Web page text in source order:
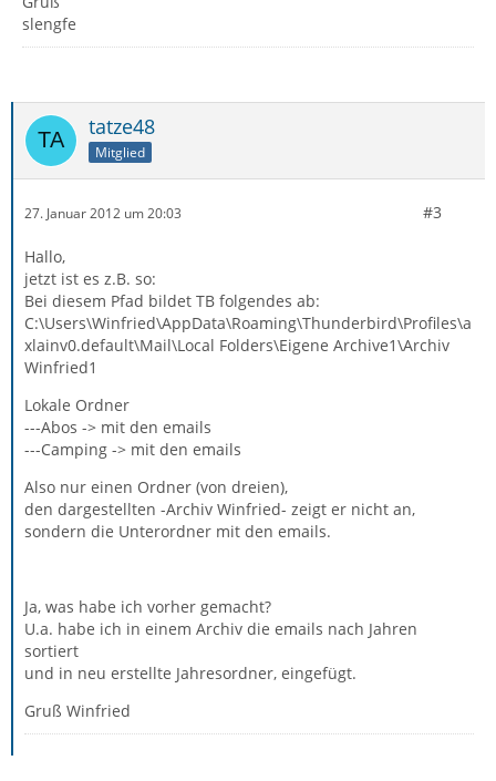
slengfe
tatze48
Mitglied
27. Januar 2012 um 20:03 #3
Hallo,
jetzt ist es z.B. so:
Bei diesem Pfad bildet TB folgendes ab:
C:\Users\Winfried\AppData\Roaming\Thunderbird\Profiles\a
xlainv0.default\Mail\Local Folders\Eigene Archive1\Archiv
Winfried1
Lokale Ordner
---Abos -> mit den emails
---Camping -> mit den emails
Also nur einen Ordner (von dreien),
den dargestellten -Archiv Winfried- zeigt er nicht an,
sondern die Unterordner mit den emails.
Ja, was habe ich vorher gemacht?
U.a. habe ich in einem Archiv die emails nach Jahren
sortiert
und in neu erstellte Jahresordner, eingefügt.
Gruß Winfried